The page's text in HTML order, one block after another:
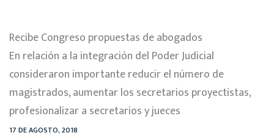
Recibe Congreso propuestas de abogados
En relación a la integración del Poder Judicial
consideraron importante reducir el número de
magistrados, aumentar los secretarios proyectistas,
profesionalizar a secretarios y jueces
17 DE AGOSTO, 2018